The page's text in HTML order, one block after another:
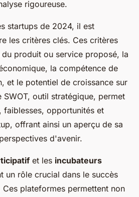
rigoureuse.
startups de 2024, il est
les critères clés. Ces critères
produit ou service proposé, la
la compétence de
et le potentiel de croissance sur
SWOT, outil stratégique, permet
opportunités et
offrant ainsi un aperçu de sa
d'avenir.
et les incubateurs
un rôle crucial dans le succès
Ces plateformes permettent non